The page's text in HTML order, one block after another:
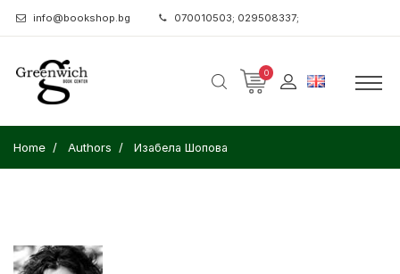
info@bookshop.bg 070010503; 029508337;
0
Home Authors Изабела Шопова